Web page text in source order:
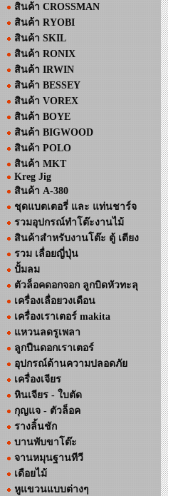
สินค้า CROSSMAN
สินค้า RYOBI
สินค้า SKIL
สินค้า RONIX
สินค้า IRWIN
สินค้า BESSEY
สินค้า VOREX
สินค้า BOYE
สินค้า BIGWOOD
สินค้า POLO
สินค้า MKT
Kreg Jig
สินค้า A-380
ชุดแบตเตอรี่ และ แท่นชาร์จ
รวมอุปกรณ์ทำโต๊ะงานไม้
สินค้าสำหรับงานโต๊ะ ตู้ เตียง
รวม เลื่อยญี่ปุ่น
ปั้มลม
ตัวล็อคดอกจอก ลูกบิดหัวทะลุ
เครื่องเลื่อยวงเดือน
เครื่องเราเตอร์ makita
แหวนลดรูเพลา
ลูกปืนดอกเราเตอร์
อุปกรณ์ด้านความปลอดภัย
เครื่องเจียร
หินเจียร - ใบตัด
กุญแจ - ตัวล็อค
รางลิ้นชัก
บานพับขาโต๊ะ
จานหมุนฐานทีวี
เดือยไม้
หูแขวนแบบต่างๆ